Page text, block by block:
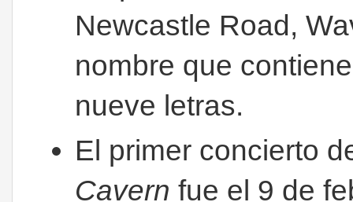
Newcastle Road,
nombre que
nueve letras.
El primer concierto
Cavern fue el 9 de